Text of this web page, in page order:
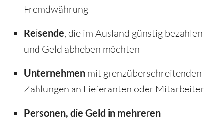
Fremdwährung
Reisende, die im Ausland günstig bezahlen
und Geld abheben möchten
Unternehmen mit grenzüberschreitenden
Zahlungen an Lieferanten oder Mitarbeiter
Personen, die Geld in mehreren